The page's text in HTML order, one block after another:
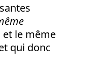
et le même
qui donc